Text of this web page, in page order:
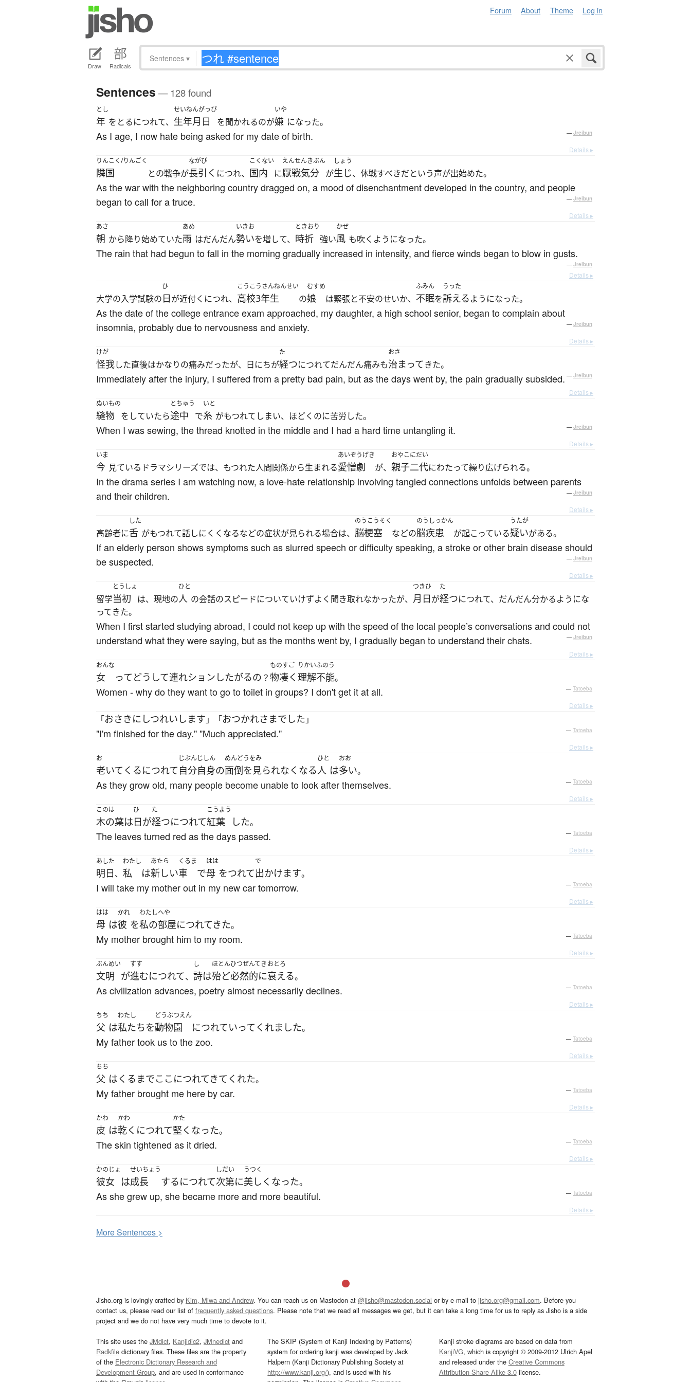
Forum About Theme Log in
Draw Radicals
Sentences ▾
Sentences — 128 found
とし
年 をとるにつれて、
せいねんがっぴ
生年月日 を聞かれるのが
いや
嫌 になった。
As I age, I now hate being asked for my date of birth. — Jreibun
Details ▸
りんこく/りんごく
隣国 との戦争が
ながび
長引く につれ、
こくない
国内 に
えんせんきぶん
厭戦気分 が
しょう
生じ、休戦すべきだという声が出始めた。
As the war with the neighboring country dragged on, a mood of disenchantment developed in the country, and people
began to call for a truce.
— Jreibun
Details ▸
あさ
朝 から降り始めていた
あめ
雨 はだんだん
いきお
勢いを増して、
ときおり
時折 強い
かぜ
風 も吹くようになった。
The rain that had begun to fall in the morning gradually increased in intensity, and fierce winds began to blow in gusts.
— Jreibun
Details ▸
大学の入学試験の
ひ
日が近付くにつれ、
こうこうさんねんせい
高校3年生 の
むすめ
娘 は緊張と不安のせいか、
ふみん
不眠を
うった
訴えるようになった。
As the date of the college entrance exam approached, my daughter, a high school senior, began to complain about
insomnia, probably due to nervousness and anxiety.
— Jreibun
Details ▸
けが
怪我した直後はかなりの痛みだったが、日にちが
た
経つにつれてだんだん痛みも
おさ
治まってきた。
Immediately after the injury, I suffered from a pretty bad pain, but as the days went by, the pain gradually subsided. — Jreibun
Details ▸
ぬいもの
縫物 をしていたら
とちゅう
途中 で
いと
糸 がもつれてしまい、ほどくのに苦労した。
When I was sewing, the thread knotted in the middle and I had a hard time untangling it. — Jreibun
Details ▸
いま
今 見ているドラマシリーズでは、もつれた人間関係から生まれる
あいぞうげき
愛憎劇 が、
おやこにだい
親子二代にわたって繰り広げられる。
In the drama series I am watching now, a love-hate relationship involving tangled connections unfolds between parents
and their children.
— Jreibun
Details ▸
高齢者に
した
舌 がもつれて話しにくくなるなどの症状が見られる場合は、
のうこうそく
脳梗塞 などの
のうしっかん
脳疾患 が起こっている
うたが
疑いがある。
If an elderly person shows symptoms such as slurred speech or difficulty speaking, a stroke or other brain disease should
be suspected.
— Jreibun
Details ▸
留学
とうしょ
当初 は、現地の
ひと
人 の会話のスピードについていけずよく聞き取れなかったが、
つきひ
月日が
た
経つにつれて、だんだん分かるようにな
ってきた。
When I first started studying abroad, I could not keep up with the speed of the local people’s conversations and could not
understand what they were saying, but as the months went by, I gradually began to understand their chats.
— Jreibun
Details ▸
おんな
女 って どうして連れション したがるの ？
ものすご
物凄く
りかいふのう
理解不能。
Women - why do they want to go to toilet in groups? I don't get it at all. — Tatoeba
Details ▸
「おさきにしつれいします 」「おつかれさまでした 」
"I'm finished for the day." "Much appreciated." — Tatoeba
Details ▸
お
老いて くるにつれて
じぶんじしん
自分自身の
めんどうをみ
面倒を見られなく なる
ひと
人 は
おお
多い。
As they grow old, many people become unable to look after themselves. — Tatoeba
Details ▸
このは
木の葉は
ひ
日が
た
経つにつれて
こうよう
紅葉 した。
The leaves turned red as the days passed. — Tatoeba
Details ▸
あした
明日、
わたし
私 は
あたら
新しい
くるま
車 で
はは
母 をつれて
で
出かけます。
I will take my mother out in my new car tomorrow. — Tatoeba
Details ▸
はは
母 は
かれ
彼 を
わたし
私の
へや
部屋につれてきた。
My mother brought him to my room. — Tatoeba
Details ▸
ぶんめい
文明 が
すす
進むにつれて、
し
詩は
ほとん
殆ど
ひつぜんてき
必然的に
おとろ
衰える。
As civilization advances, poetry almost necessarily declines. — Tatoeba
Details ▸
ちち
父 は
わたし
私たちを
どうぶつえん
動物園 につれていって くれました。
My father took us to the zoo. — Tatoeba
Details ▸
ちち
父 はくるまでここ につれてきて くれた。
My father brought me here by car. — Tatoeba
Details ▸
かわ
皮 は
かわ
乾く につれて
かた
堅く なった。
The skin tightened as it dried. — Tatoeba
Details ▸
かのじょ
彼女 は
せいちょう
成長 するにつれて
しだい
次第に
うつく
美しく なった。
As she grew up, she became more and more beautiful. — Tatoeba
Details ▸
MoreSentences >
Jisho.org is lovingly crafted by Kim, Miwa and Andrew. You can reach us on Mastodon at @jisho@mastodon.social or by e-mail to jisho.org@gmail.com. Before you
contact us, please read our list of frequently asked questions. Please note that we read all messages we get, but it can take a long time for us to reply as Jisho is a side
project and we do not have very much time to devote to it.
This site uses the JMdict, Kanjidic2, JMnedict and
Radkfile dictionary files. These files are the property
of the Electronic Dictionary Research and
Development Group, and are used in conformance
The SKIP (System of Kanji Indexing by Patterns)
system for ordering kanji was developed by Jack
Halpern (Kanji Dictionary Publishing Society at
http://www.kanji.org/), and is used with his
Kanji stroke diagrams are based on data from
KanjiVG, which is copyright © 2009-2012 Ulrich Apel
and released under the Creative Commons
Attribution-Share Alike 3.0license.